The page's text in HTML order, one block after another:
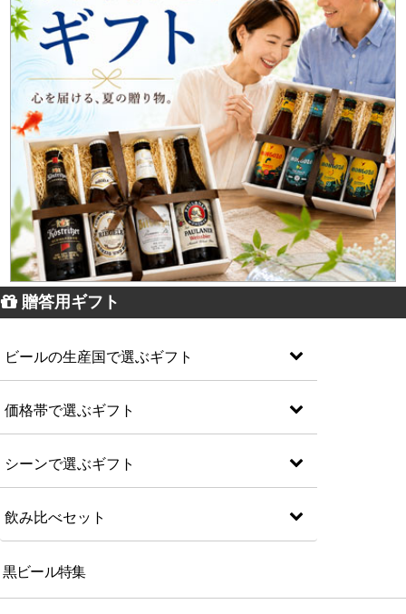
贈答用ギフト
ビールの生産国で選ぶギフト
価格帯で選ぶギフト
シーンで選ぶギフト
飲み比べセット
黒ビール特集